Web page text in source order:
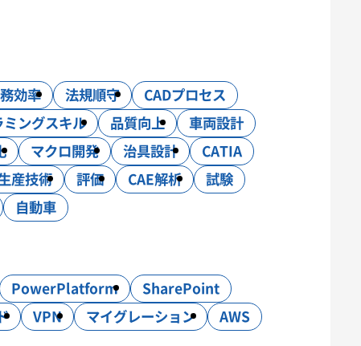
制御
効率 法規順守
CADプロセス
ングスキル 品質向上
車両設計
マクロ開発 治具設計
CATIA
産技術 評価 CAE解析
試験
自動車
PowerPlatform
SharePoint
VPN マイグレーション
AWS